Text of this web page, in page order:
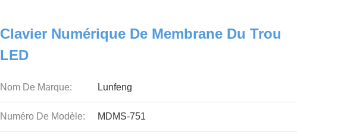
Clavier Numérique De Membrane Du Trou
LED
Nom De Marque: Lunfeng
Numéro De Modèle: MDMS-751